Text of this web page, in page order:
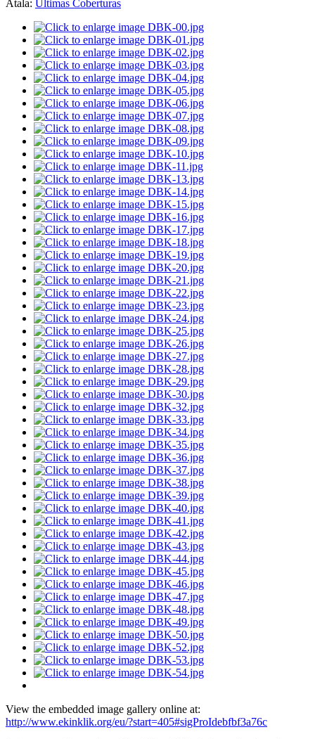
Atala: Últimas Coberturas
View the embedded image gallery online at:
http://www.ekinklik.org/eu/?start=405#sigProIdebfbf3a76c